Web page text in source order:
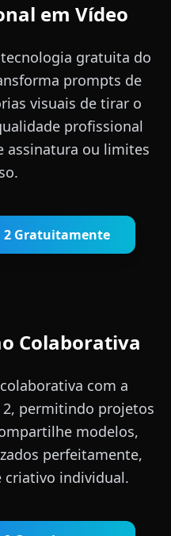
em Vídeo
gratuita do
prompts de
visuais de tirar o
profissional
assinatura ou limites
2 Gratuitamente
Colaborativa
com a
permitindo projetos
modelos,
perfeitamente,
individual.